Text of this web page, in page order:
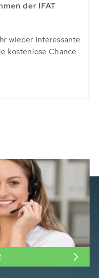
der IFAT
wieder interessante
kostenlose Chance